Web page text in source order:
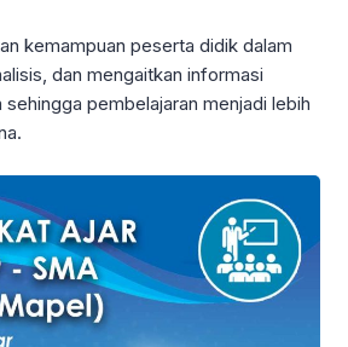
kemampuan peserta didik dalam
dan mengaitkan informasi
pembelajaran menjadi lebih